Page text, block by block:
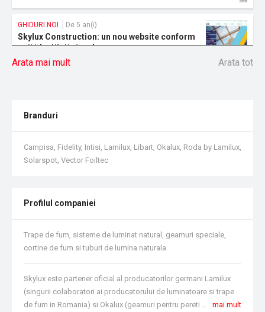
GHIDURI NOI De 5 an(i)
Skylux Construction: un nou website conform
noii identitati vizuale
Arata mai mult Arata tot
Branduri
Campisa, Fidelity, Intisi, Lamilux, Libart, Okalux, Roda by Lamilux,
Solarspot, Vector Foiltec
Profilul companiei
Trape de fum, sisteme de luminat natural, geamuri speciale,
cortine de fum si tuburi de lumina naturala.
Skylux este partener oficial al producatorilor germani Lamilux
(singurii colaboratori ai producatorului de luminatoare si trape
de fum in Romania) si Okalux (geamuri pentru pereti cortina), al producatorului spaniol Intisi (cortine de foc si fum) si al producatorului italian Solarspot (tuburi de lumina naturala). Aceste parteneriate garanteaza ca produsele si serviciile oferite de Skylux se bazeaza pe un nivel inalt de cunostinte de specialitate, aplicate in tehnologii de ultima generatie si adaptate fiecarui proiect in care sunt implicati. De peste 10 ani Skylux lucreaza la proiecte de mare anvergura si isi mentine reputatia de partener responsabil, de incredere si pe termen lung pentru firmele de constructii din Romania. De la trape de fum si sisteme de luminat natural, la geamuri speciale, cortine de fum si tuburi de lumina naturala, Skylux ofera cele mai bune solutii pentru cladiri: optimizate din punct de vedere energetic si termic; rezistente la conditii meteo extreme; dotate cu sisteme de ultima generatie ce garanteaza siguranta persoanelor si bunurilor materiale.
mai mult